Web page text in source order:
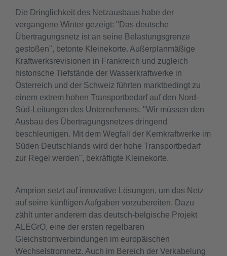
Die Dringlichkeit des Netzausbaus habe der
vergangene Winter gezeigt: "Das deutsche
Übertragungsnetz ist an seine Belastungsgrenze
gestoßen", betonte Kleinekorte. Außerplanmäßige
Kraftwerksrevisionen in Frankreich und zugleich
historische Tiefstände der Wasserkraftwerke in
Österreich und der Schweiz führten marktbedingt zu
einem extrem hohen Transportbedarf auf den Nord-
Süd-Leitungen des Unternehmens. "Wir müssen den
Ausbau des Übertragungsnetzes dringend
beschleunigen. Mit dem Wegfall der Kernkraftwerke im
Süden Deutschlands wird der hohe Transportbedarf
zur Regel werden", bekräftigte Kleinekorte.
Amprion setzt auf innovative Lösungen, um das Netz
auf seine künftigen Aufgaben vorzubereiten. Dazu
zählt unter anderem das deutsch-belgische Projekt
ALEGrO, eine der ersten regelbaren
Gleichstromverbindungen im europäischen
Wechselstromnetz. Auch im Bereich der Verkabelung